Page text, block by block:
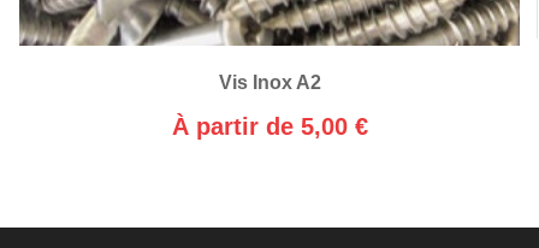
Vis Inox A2
À partir de 5,00 €